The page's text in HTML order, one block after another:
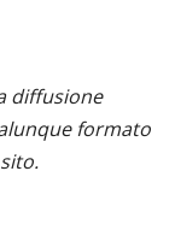
diffusione
formato